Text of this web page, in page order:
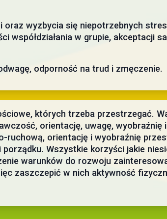
oraz wyzbycia się niepotrzebnych
współdziałania w grupie, akceptacji
odporność na trud i zmęczenie.
których trzeba przestrzegać.
orientację, uwagę, wyobraźnię
orientację i wyobraźnię
Wszystkie korzyści jakie
warunków do rozwoju
zaszczepić w nich aktywność